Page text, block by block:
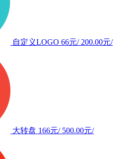
自定义LOGO 66元/ 200.00元/
大转盘 166元/ 500.00元/